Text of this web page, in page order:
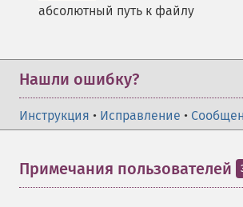
абсолютный путь к файлу
Нашли ошибку?
Инструкция • Исправление •
Примечания пользователей